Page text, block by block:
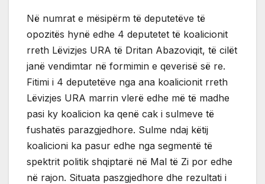
Në numrat e mësipërm të deputetëve të
opozitës hynë edhe 4 deputetet të koalicionit
rreth Lëvizjes URA të Dritan Abazoviqit, të cilët
janë vendimtar në formimin e qeverisë së re.
Fitimi i 4 deputetëve nga ana koalicionit rreth
Lëvizjes URA marrin vlerë edhe më të madhe
pasi ky koalicion ka qenë cak i sulmeve të
fushatës parazgjedhore. Sulme ndaj këtij
koalicioni ka pasur edhe nga segmentë të
spektrit politik shqiptarë në Mal të Zi por edhe
në rajon. Situata paszgjedhore dhe rezultati i